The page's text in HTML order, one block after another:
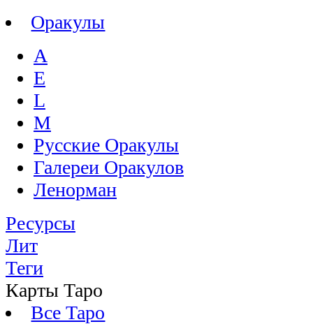
Оракулы
A
E
L
M
Русские Оракулы
Галереи Оракулов
Ленорман
Ресурсы
Лит
Теги
Карты Таро
Все Таро